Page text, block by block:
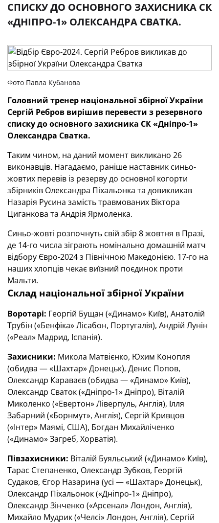
СПИСКУ ДО ОСНОВНОГО ЗАХИСНИКА СК
«ДНІПРО-1» ОЛЕКСАНДРА СВАТКА.
Фото Павла Кубанова
Головний тренер національної збірної України
Сергій Ребров вирішив перевести з резервного
списку до основного захисника СК «Дніпро-1»
Олександра Сватка.
Таким чином, на даний момент викликано 26
виконавців. Нагадаємо, раніше наставник синьо-
жовтих перевів із резерву до основної когорти
збірників Олександра Піхальонка та довикликав
Назарія Русина замість травмованих Віктора
Циганкова та Андрія Ярмоленка.
Синьо-жовті розпочнуть свій збір 8 жовтня в Празі,
де 14-го числа зіграють номінально домашній матч
відбору Євро-2024 з Північною Македонією. 17-го на
наших хлопців чекає виїзний поєдинок проти
Мальти.
Склад національної збірної України
Воротарі: Георгій Бущан («Динамо» Київ), Анатолій
Трубін («Бенфіка» Лісабон, Португалія), Андрій Лунін
(«Реал» Мадрид, Іспанія).
Захисники: Микола Матвієнко, Юхим Конопля
(обидва — «Шахтар» Донецьк), Денис Попов,
Олександр Караваєв (обидва — «Динамо» Київ),
Олександр Сваток («Дніпро-1» Дніпро), Віталій
Миколенко («Евертон» Ліверпуль, Англія), Ілля
Забарний («Борнмут», Англія), Сергій Кривцов
(«Інтер» Маямі, США), Богдан Михайліченко
(«Динамо» Загреб, Хорватія).
Півзахисники: Віталій Буяльський («Динамо» Київ),
Тарас Степаненко, Олександр Зубков, Георгій
Судаков, Єгор Назарина (усі — «Шахтар» Донецьк),
Олександр Піхальонок («Дніпро-1» Дніпро),
Олександр Зінченко («Арсенал» Лондон, Англія),
Михайло Мудрик («Челсі» Лондон, Англія), Сергій